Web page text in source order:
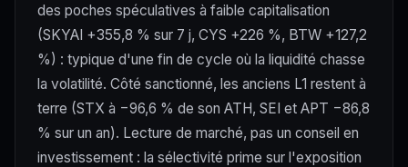
des poches spéculatives à faible capitalisation
(SKYAI +355,8 % sur 7 j, CYS +226 %, BTW +127,2
%) : typique d'une fin de cycle où la liquidité chasse
la volatilité. Côté sanctionné, les anciens L1 restent à
terre (STX à −96,6 % de son ATH, SEI et APT −86,8
% sur un an). Lecture de marché, pas un conseil en
investissement : la sélectivité prime sur l'exposition